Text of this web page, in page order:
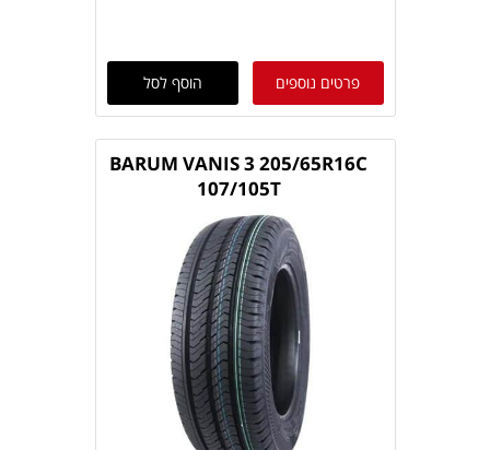
פרטים נוספים הוסף לסל
BARUM VANIS 3 205/65R16C
107/105T